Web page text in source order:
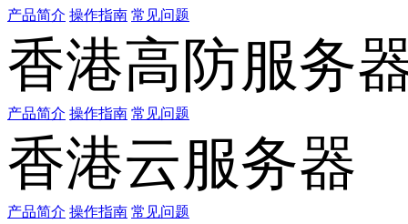
产品简介 操作指南 常见问题
香港高防服务
产品简介 操作指南 常见问题
香港云服务器
产品简介 操作指南 常见问题